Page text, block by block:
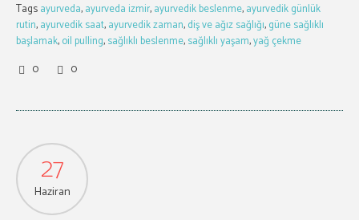
Tagsayurveda,ayurveda izmir,ayurvedik beslenme,ayurvedik günlük
rutin,ayurvedik saat,ayurvedik zaman,diş ve ağız sağlığı,güne sağlıklı
başlamak,oil pulling,sağlıklı beslenme,sağlıklı yaşam,yağ çekme
0
0
27
Haziran